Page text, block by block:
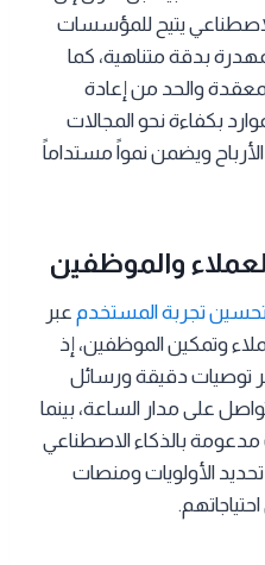
يتيح للمؤسسات
بدقة متناهية، كما
والحد من إعادة
بكفاءة نحو المجالات
الأرباح ويضمن نمواً مستداماً
تجربة المستخدم عبر
وتمكين الموظفين، إذ
توصيات دقيقة ورسائل
على مدار الساعة، بينما
بالذكاء الاصطناعي
الأولويات ومنصات